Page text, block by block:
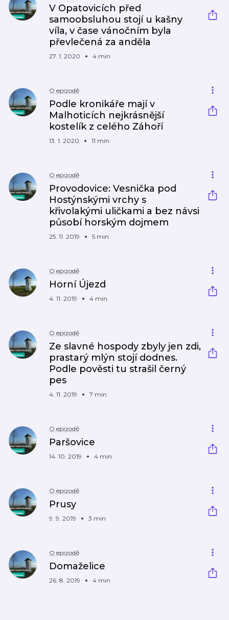
V Opatovicích před
samoobsluhou stojí u kašny
víla, v čase vánočním byla
převlečená za anděla
27. 1. 2020 4 min
O epizodě
Podle kronikáře mají v
Malhoticích nejkrásnější
kostelík z celého Záhoří
13. 1. 2020 11 min
O epizodě
Provodovice: Vesnička pod
Hostýnskými vrchy s
křivolakými uličkami a bez návsi
působí horským dojmem
25. 11. 2019 5 min
O epizodě
Horní Újezd
4. 11. 2019 4 min
O epizodě
Ze slavné hospody zbyly jen zdi,
prastarý mlýn stojí dodnes.
Podle pověsti tu strašil černý
pes
4. 11. 2019 7 min
O epizodě
Paršovice
14. 10. 2019 4 min
O epizodě
Prusy
9. 9. 2019 3 min
O epizodě
Domaželice
26. 8. 2019 4 min